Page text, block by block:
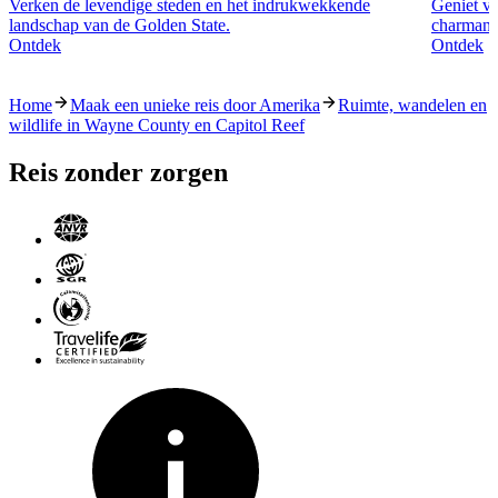
Verken de levendige steden en het indrukwekkende
landschap van de Golden State.
Ontdek
Geniet
Ontdek
Home Maak een unieke reis door Amerika
Ruimte, wandelen en
wildlife in Wayne County en Capitol Reef
Reis zonder zorgen